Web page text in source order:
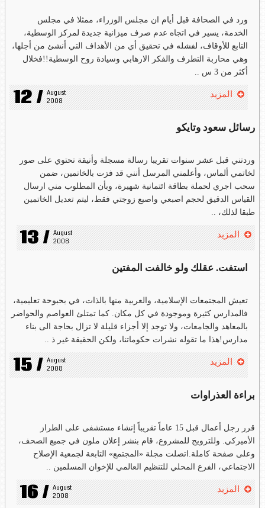
ورد في الصحافة قبل أيام ان مجلس الوزراء، ممثلا في مجلس
الخدمة، يسير في اتجاه عدم صرف ميزانية جديدة لمركز الوسطية،
التابع للأوقاف، لفشله في تحقيق أي من الأهداف التي أنشئ من أجلها،
وهي محاربة التطرف والفكر الارهابي وسيادة روح الوسطية!!فخلال
أكثر من 3 س ..
12 / August
2008
المزيد
رسائل سعود وتايكو
وردتني قبل عشر سنوات تقريبا رسالة مسجلة وأنيقة تحتوي على صور
لخاتمي ألماس، وأعلمني المرسل أنني قد فزت بالخاتمين، ضمن
سحب اجري لحملة بطاقة ائتمانية شهيرة، وبأن المطلوب مني ارسال
القياس الدقيق لحجم اصبعي واصبع زوجتي فقط، ليتم تعديل الخاتمين
طبقا لذلك، ..
13 / August
2008
المزيد
استفت. عقلك ولو خالفت المفتين
تعيش المجتمعات الإسلامية، والعربية منها بالذات، في بحبوحة تعليمية،
فالمدارس كثيرة وموجودة في كل مكان. كما تمتلئ العواصم والحواضر
بالمعاهد والجامعات، ولا توجد إلا أجزاء قليلة لا تزال بحاجة الى بناء
مدارس!هذا ما تقوله نشرات حكوماتنا، ولكن الحقيقة غير ذ ..
15 / August
2008
المزيد
براءة العذراوات
قرر رجل أعمال قبل 15 عاماً تقريباً إنشاء مستشفى على الطراز
الأميركي. وللترويج للمشروع، قام بنشر إعلان ملون في جميع الصحف،
وعلى صفحة كاملة.اتصلت مجلة «المجتمع» التابعة لجمعية الإصلاح
الاجتماعي، الفرع المحلي للتنظيم العالمي للإخوان المسلمين ..
16 / August
2008
المزيد